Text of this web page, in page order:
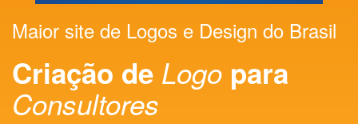
Maior site de Logos e Design do Brasil
Criação de Logo para
Consultores